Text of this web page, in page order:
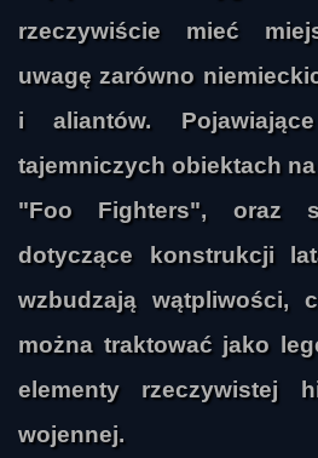
rzeczywiście mieć
uwagę zarówno
i aliantów.
tajemniczych obiektach
"Foo Fighters", oraz
dotyczące konstrukcji
wzbudzają wątpliwości,
można traktować jako
elementy rzeczywistej
wojennej.